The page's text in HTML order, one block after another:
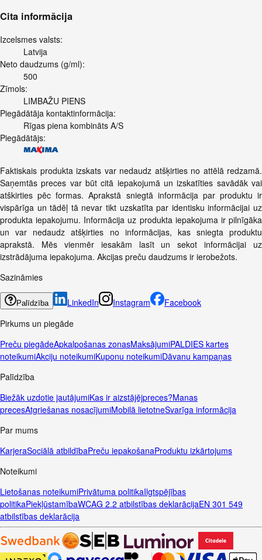
Cita informācija
Izcelsmes valsts:
Latvija
Neto daudzums (g/ml):
500
Zīmols:
LIMBAŽU PIENS
Piegādātāja kontaktinformācija:
Rīgas piena kombināts A/S
Piegādātājs:
Faktiskais produkta izskats var nedaudz atšķirties no attēlā redzamā.
Saņemtās preces var būt citā iepakojumā un izskatīties savādāk vai
atškirties pēc formas. Aprakstā sniegtā informācija par produktu ir
vispārīga un tādēļ tā nevar tikt uzskatīta par identisku informācijai uz
produkta iepakojumu. Informācija uz produkta iepakojuma ir pilnīgāka
un var nedaudz atšķirties no informācijas, kas sniegta produktu
aprakstā. Mēs vienmēr iesakām lasīt un sekot informācijai uz
izstrādājuma iepakojuma. Akcijas preču daudzums ir ierobežots.
Sazināmies
Palīdzība LinkedIn Instagram
Facebook
Pirkums un piegāde
Preču piegādeApkalpošanas zonasMaksājumiPALDIES kartes
noteikumiAkciju noteikumiKuponu noteikumiDāvanu kampaņas
Palīdzība
Biežāk uzdotie jautājumiKas ir aizstājējpreces?Manas
precesAtgriešanas nosacījumiMobilā lietotneSvarīga informācija
Par mums
KarjeraSociālā atbildībaPreču iepakošanaProduktu izkārtojums
Noteikumi
Lietošanas noteikumiPrivātuma politikaIlgtspējības
politikaPiekļūstamībaWCAG 2.2 atbilstības deklarācijaEN 301 549
atbilstības deklarācija